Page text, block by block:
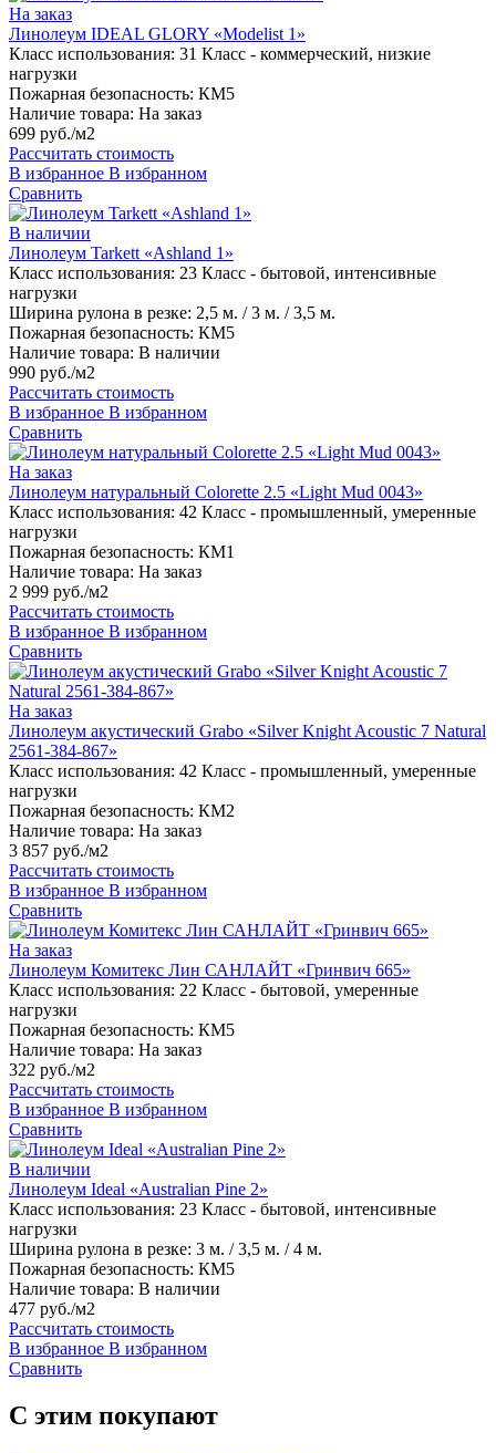
На заказ
Линолеум IDEAL GLORY «Modelist 1»
Класс использования: 31 Класс - коммерческий, низкие
нагрузки
Пожарная безопасность: КМ5
Наличие товара: На заказ
699 руб./м2
Рассчитать стоимость
В избранное В избранном
Сравнить
В наличии
Линолеум Tarkett «Ashland 1»
Класс использования: 23 Класс - бытовой, интенсивные
нагрузки
Ширина рулона в резке: 2,5 м. / 3 м. / 3,5 м.
Пожарная безопасность: КМ5
Наличие товара: В наличии
990 руб./м2
Рассчитать стоимость
В избранное В избранном
Сравнить
На заказ
Линолеум натуральный Colorette 2.5 «Light Mud 0043»
Класс использования: 42 Класс - промышленный, умеренные
нагрузки
Пожарная безопасность: КМ1
Наличие товара: На заказ
2 999 руб./м2
Рассчитать стоимость
В избранное В избранном
Сравнить
На заказ
Линолеум акустический Grabo «Silver Knight Acoustic 7 Natural
2561-384-867»
Класс использования: 42 Класс - промышленный, умеренные
нагрузки
Пожарная безопасность: КМ2
Наличие товара: На заказ
3 857 руб./м2
Рассчитать стоимость
В избранное В избранном
Сравнить
На заказ
Линолеум Комитекс Лин САНЛАЙТ «Гринвич 665»
Класс использования: 22 Класс - бытовой, умеренные
нагрузки
Пожарная безопасность: КМ5
Наличие товара: На заказ
322 руб./м2
Рассчитать стоимость
В избранное В избранном
Сравнить
В наличии
Линолеум Ideal «Australian Pine 2»
Класс использования: 23 Класс - бытовой, интенсивные
нагрузки
Ширина рулона в резке: 3 м. / 3,5 м. / 4 м.
Пожарная безопасность: КМ5
Наличие товара: В наличии
477 руб./м2
Рассчитать стоимость
В избранное В избранном
Сравнить
С этим покупают